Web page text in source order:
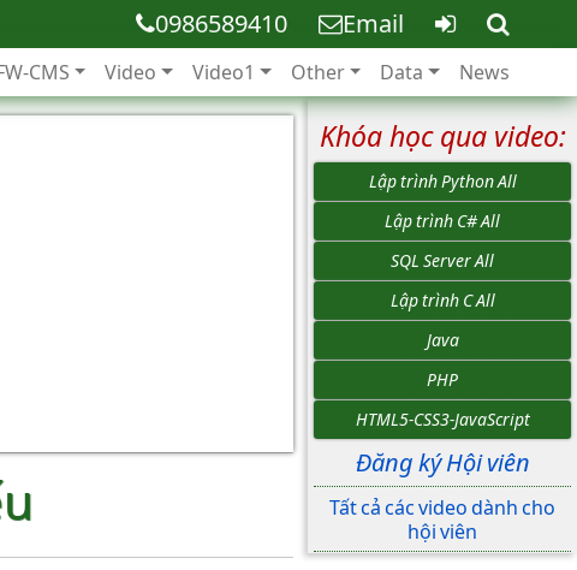
0986589410 Email
CMS Video Video1 Other Data News
Khóa học qua video:
Lập trình Python All
Lập trình C# All
SQL Server All
Lập trình C All
Java
PHP
HTML5-CSS3-JavaScript
Đăng ký Hội viên
Tất cả các video dành cho
hội viên